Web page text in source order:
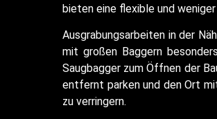
bieten eine flexible und weniger
Ausgrabungsarbeiten in der
mit großen Baggern
Saugbagger zum Öffnen der
entfernt parken und den Ort
zu verringern.